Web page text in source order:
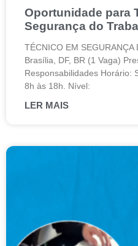
Oportunidade para
Segurança do
TÉCNICO EM
Brasília, DF, BR (1 Vaga)
Responsabilidades Horário:
8h às 18h. Nível:
LER MAIS